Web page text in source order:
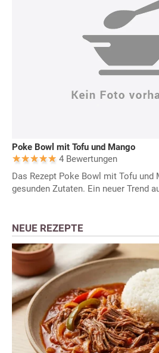
Poke Bowl mit Tofu und Mango
4 Bewertungen
Das Rezept Poke Bowl mit Tofu und
gesunden Zutaten. Ein neuer Trend
NEUE REZEPTE